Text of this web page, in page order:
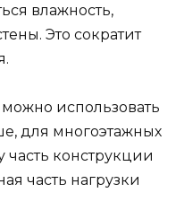
влажность,
Это сократит
использовать
для многоэтажных
часть конструкции
часть нагрузки